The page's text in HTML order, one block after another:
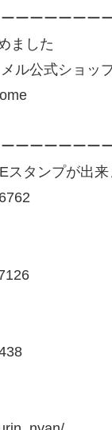
ーーーーーー
ました
ル公式ショップ
ーーーーーー
スタンプが出来